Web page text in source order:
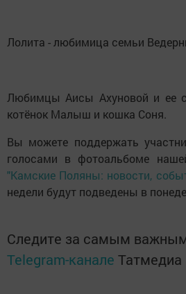
Лолита - любимица семьи
Любимцы Аисы Ахуновой и ее
котёнок Малыш и кошка Соня.
Вы можете поддержать
голосами в фотоальбоме
"Камские Поляны: новости,
недели будут подведены в
Следите за самым
Telegram-канале Татмедиа